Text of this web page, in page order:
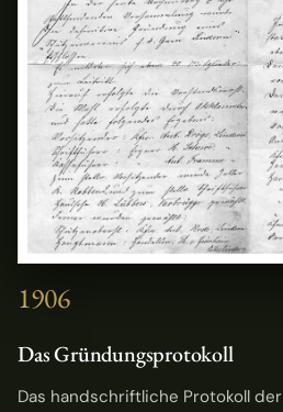
1906
Das Gründungsprotokoll
Das handschriftliche Protokoll der